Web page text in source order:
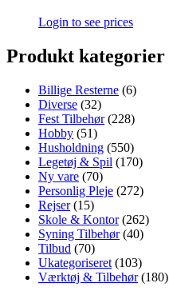
Login to see prices
Produkt kategorier
Billige Resterne (6)
Diverse (32)
Fest Tilbehør (228)
Hobby (51)
Husholdning (550)
Legetøj & Spil (170)
Ny vare (70)
Personlig Pleje (272)
Rejser (15)
Skole & Kontor (262)
Syning Tilbehør (40)
Tilbud (70)
Ukategoriseret (103)
Værktøj & Tilbehør (180)